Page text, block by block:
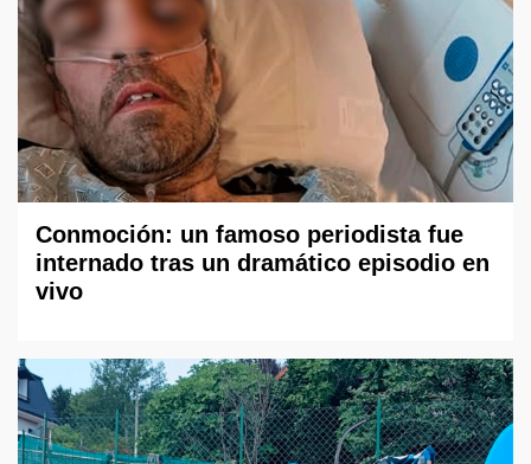
Conmoción: un famoso periodista fue
internado tras un dramático episodio en
vivo